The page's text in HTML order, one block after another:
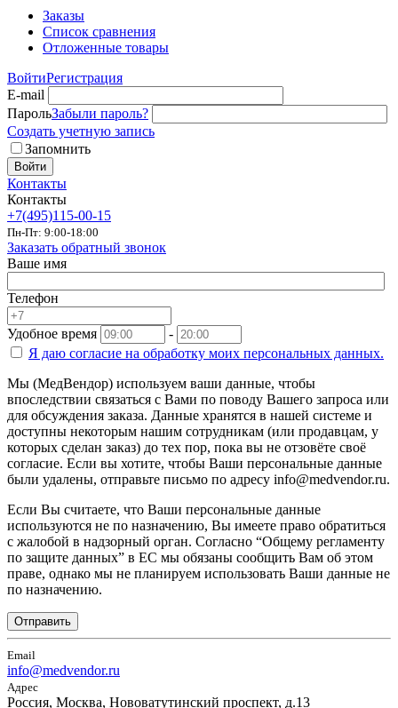
Заказы
Список сравнения
Отложенные товары
ВойтиРегистрация
E-mail
ПарольЗабыли пароль?
Создать учетную запись
Запомнить
Войти
Контакты
Контакты
+7(495)115-00-15
Пн-Пт: 9:00-18:00
Заказать обратный звонок
Ваше имя
Телефон
Удобное время
-
Я даю согласие на обработку моих персональных данных.
Мы (МедВендор) используем ваши данные, чтобы
впоследствии связаться с Вами по поводу Вашего запроса или
для обсуждения заказа. Данные хранятся в нашей системе и
доступны некоторым нашим сотрудникам (или продавцам, у
которых сделан заказ) до тех пор, пока вы не отзовёте своё
согласие. Если вы хотите, чтобы Ваши персональные данные
были удалены, отправьте письмо по адресу info@medvendor.ru.
Если Вы считаете, что Ваши персональные данные
используются не по назначению, Вы имеете право обратиться
с жалобой в надзорный орган. Согласно “Общему регламенту
по защите данных” в ЕС мы обязаны сообщить Вам об этом
праве, однако мы не планируем использовать Ваши данные не
по назначению.
Отправить
Email
info@medvendor.ru
Адрес
Россия, Москва, Нововатутинский проспект, д.13